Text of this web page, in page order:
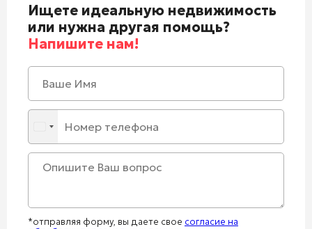
Ищете идеальную недвижимость
или нужна другая помощь?
Напишите нам!
*отправляя форму, вы даете свое согласие на